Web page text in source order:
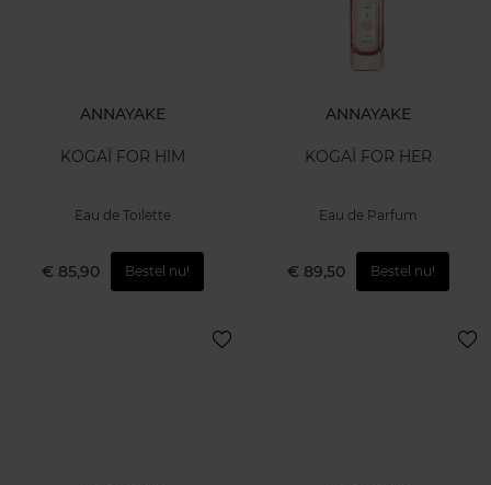
ANNAYAKE
KOGAÏ FOR HIM
Eau de Toilette
€ 85,90 Bestel nu!
ANNAYAKE
KOGAÏ FOR HER
Eau de Parfum
€ 89,50 Bestel nu!